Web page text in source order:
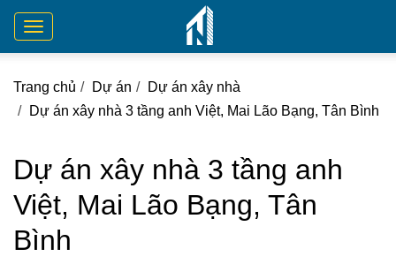
Toggle
navigation
Trang chủ Dự án
Dự án xây nhà
Dự án xây nhà 3 tầng anh Việt, Mai Lão Bạng, Tân Bình
Dự án xây nhà 3 tầng anh
Việt, Mai Lão Bạng, Tân
Bình